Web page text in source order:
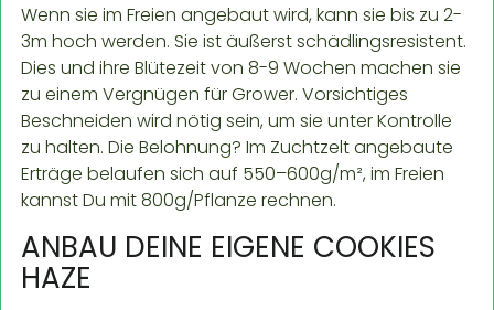
Wenn sie im Freien angebaut wird, kann sie bis zu 2-
3m hoch werden. Sie ist äußerst schädlingsresistent.
Dies und ihre Blütezeit von 8-9 Wochen machen sie
zu einem Vergnügen für Grower. Vorsichtiges
Beschneiden wird nötig sein, um sie unter Kontrolle
zu halten. Die Belohnung? Im Zuchtzelt angebaute
Erträge belaufen sich auf 550–600g/m², im Freien
kannst Du mit 800g/Pflanze rechnen.
ANBAU DEINE EIGENE COOKIES
HAZE